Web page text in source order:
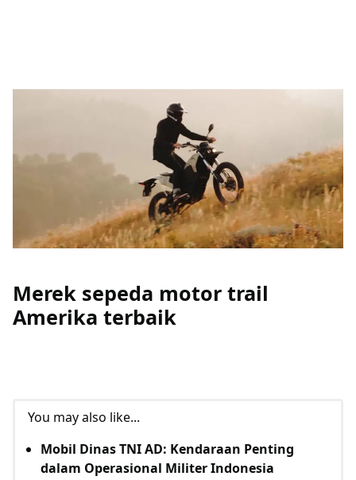
Merek sepeda motor trail
Amerika terbaik
You may also like...
Mobil Dinas TNI AD: Kendaraan Penting
dalam Operasional Militer Indonesia